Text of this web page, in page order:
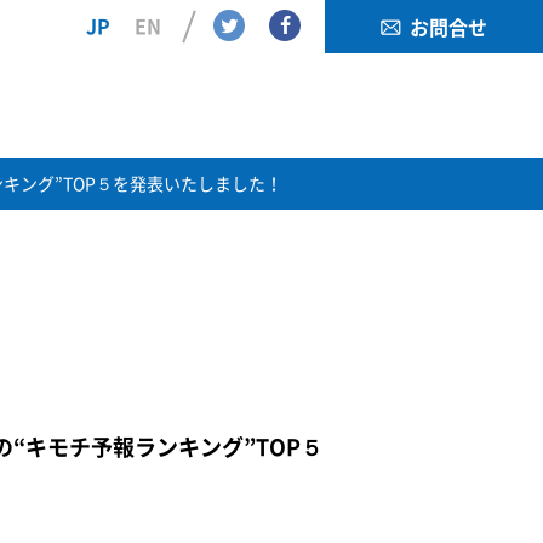
お問合せ
JP EN Twitter Facebook
ング”TOP５を発表いたしました！
キモチ予報ランキング”TOP５